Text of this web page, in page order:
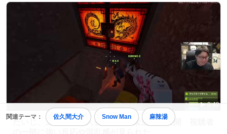
関連テーマ： 佐久間大介 Snow Man 麻辣湯
0:42
たいじ、ニコニコ老人会RUSTで緊迫した展開 視聴者